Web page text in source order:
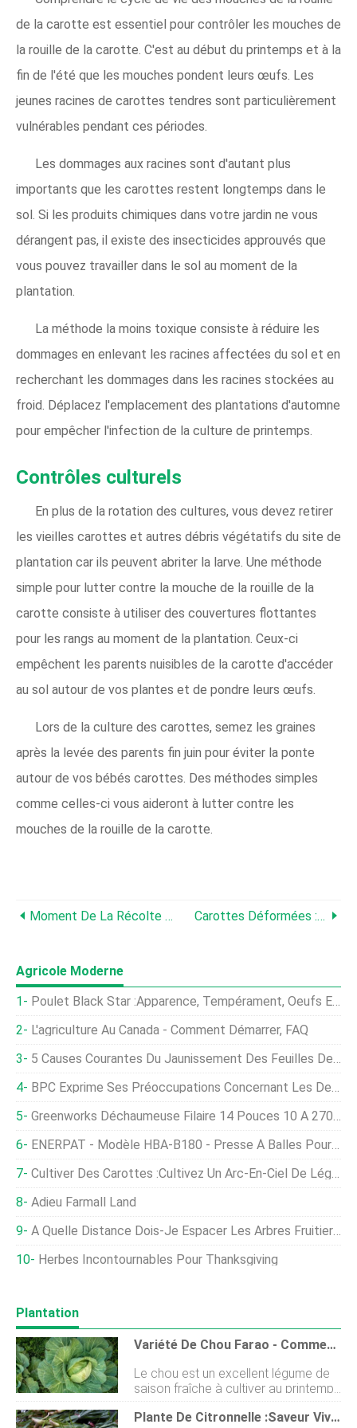
de la carotte est essentiel pour contrôler les mouches de
la rouille de la carotte. C'est au début du printemps et à la
fin de l'été que les mouches pondent leurs œufs. Les
jeunes racines de carottes tendres sont particulièrement
vulnérables pendant ces périodes.
Les dommages aux racines sont d'autant plus
importants que les carottes restent longtemps dans le
sol. Si les produits chimiques dans votre jardin ne vous
dérangent pas, il existe des insecticides approuvés que
vous pouvez travailler dans le sol au moment de la
plantation.
La méthode la moins toxique consiste à réduire les
dommages en enlevant les racines affectées du sol et en
recherchant les dommages dans les racines stockées au
froid. Déplacez l'emplacement des plantations d'automne
pour empêcher l'infection de la culture de printemps.
Contrôles culturels
En plus de la rotation des cultures, vous devez retirer
les vieilles carottes et autres débris végétatifs du site de
plantation car ils peuvent abriter la larve. Une méthode
simple pour lutter contre la mouche de la rouille de la
carotte consiste à utiliser des couvertures flottantes
pour les rangs au moment de la plantation. Ceux-ci
empêchent les parents nuisibles de la carotte d'accéder
au sol autour de vos plantes et de pondre leurs œufs.
Lors de la culture des carottes, semez les graines
après la levée des parents fin juin pour éviter la ponte
autour de vos bébés carottes. Des méthodes simples
comme celles-ci vous aideront à lutter contre les
mouches de la rouille de la carotte.
Moment De La Récolte Des Carottes - Comment Et Quand Cueillir Des Carottes Dans Le Jardin Carottes Déformées :raisons Des Carottes Déformées Et Comment Réparer Une Déformation De La Carotte
Agricole Moderne
Poulet Black Star :Apparence, Tempérament, Oeufs Et Conseils D'élevage
L'agriculture Au Canada - Comment Démarrer, FAQ
5 Causes Courantes Du Jaunissement Des Feuilles De Forsythia
BPC Exprime Ses Préoccupations Concernant Les Derniers Amendements Au Projet De Loi Sur L'agriculture Au Royaume-Uni
Greenworks Déchaumeuse Filaire 14 Pouces 10 A 27022 Review
ENERPAT - Modèle HBA-B180 - Presse À Balles Pour Épis De Maïs
Cultiver Des Carottes :cultivez Un Arc-En-Ciel De Légumes Savoureux Dans Votre Jardin
Adieu Farmall Land
À Quelle Distance Dois-Je Espacer Les Arbres Fruitiers ?
Herbes Incontournables Pour Thanksgiving
Plantation
Variété De Chou Farao - Comment Faire Pousser Des Choux Farao
Le chou est un excellent légume de
saison fraîche à cultiver au printemps
ou à lautomne, voire les deux pour
deux récoltes par an. La variété
Plante De Citronnelle :saveur Vive Et Charme Ornemental